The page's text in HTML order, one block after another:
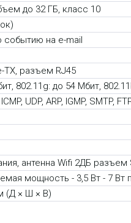
до 32 ГБ, класс 10
событию на e-mail
TX, разъем RJ45
802.11g: до 54 Мбит,
UDP, ARP, IGMP, SMTP,
антенна Wifi 2ДБ разъем
мощность - 3,5 Вт - 7
(Д × Ш × В)